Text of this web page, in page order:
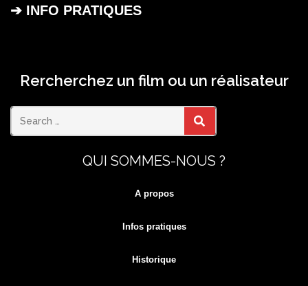
➔ INFO PRATIQUES
Rercherchez un film ou un réalisateur
Search SEARCH
QUI SOMMES-NOUS ?
A propos
Infos pratiques
Historique